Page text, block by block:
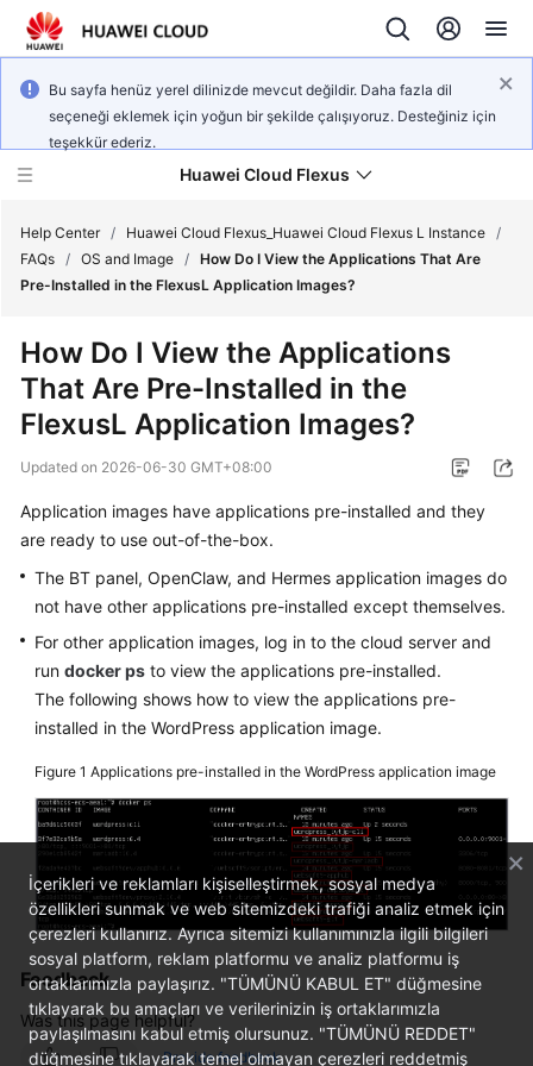
Bu sayfa henüz yerel dilinizde mevcut değildir. Daha fazla dil
seçeneği eklemek için yoğun bir şekilde çalışıyoruz. Desteğiniz için
teşekkür ederiz.
Huawei Cloud Flexus
What's
New
Overview
Getting
User
Guide
Best
Practices
API
Reference
FAQs
Videos
General
Reference
Help Center / Huawei Cloud Flexus_Huawei Cloud Flexus L Instance /
FAQs / OS and Image / How Do I View the Applications That Are
Pre-Installed in the FlexusL Application Images?
How Do I View the Applications
That Are Pre-Installed in the
FlexusL Application Images?
Updated on 2026-06-30 GMT+08:00
Application images have applications pre-installed and they
are ready to use out-of-the-box.
The BT panel, OpenClaw, and Hermes application images do
not have other applications pre-installed except themselves.
For other application images, log in to the cloud server and
run docker ps to view the applications pre-installed.
The following shows how to view the applications pre-
installed in the WordPress application image.
Figure 1 Applications pre-installed in the WordPress application image
Feedback
Was this page helpful?
Provide feedback
İçerikleri ve reklamları kişiselleştirmek, sosyal medya
özellikleri sunmak ve web sitemizdeki trafiği analiz etmek için
çerezleri kullanırız. Ayrıca sitemizi kullanımınızla ilgili bilgileri
sosyal platform, reklam platformu ve analiz platformu iş
ortaklarımızla paylaşırız. "TÜMÜNÜ KABUL ET" düğmesine
tıklayarak bu amaçları ve verilerinizin iş ortaklarımızla
paylaşılmasını kabul etmiş olursunuz. "TÜMÜNÜ REDDET"
düğmesine tıklayarak temel olmayan çerezleri reddetmiş